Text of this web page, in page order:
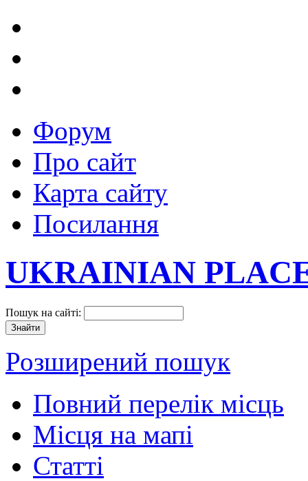
Форум
Про сайт
Карта сайту
Посилання
UKRAINIAN
Пошук на сайті:
Розширений пошук
Повний перелік місць
Місця на мапі
Статті